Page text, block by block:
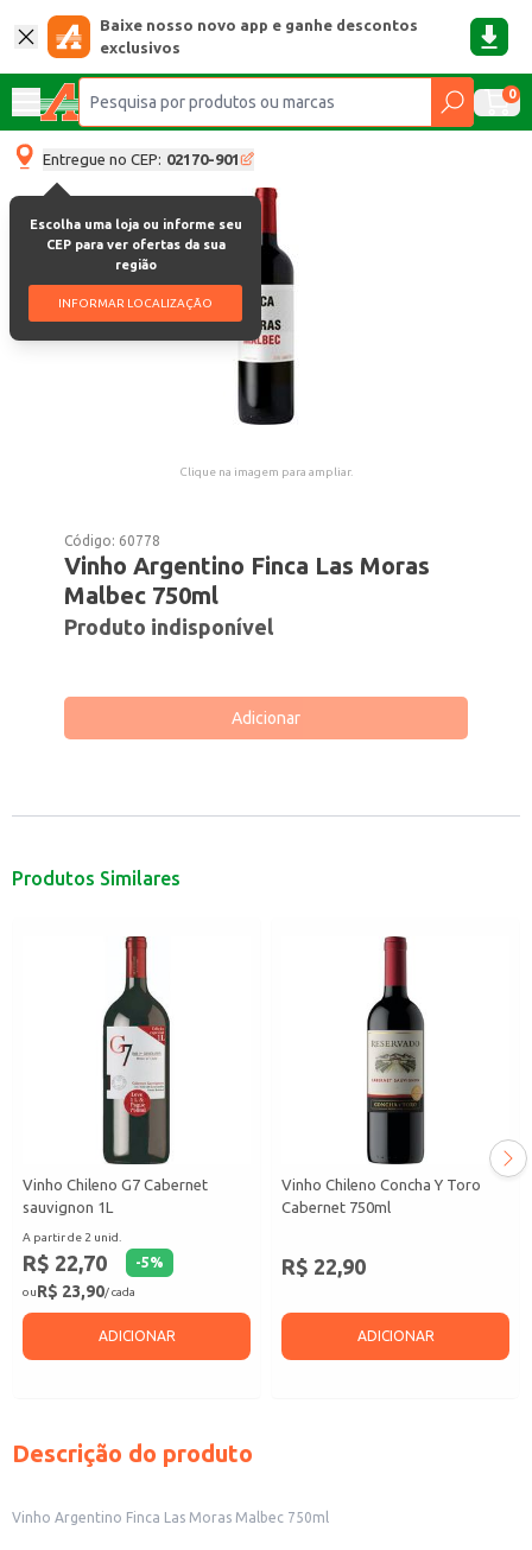
Baixe nosso novo app e ganhe descontos
exclusivos
0
Entregue no CEP: 02170-901
Escolha uma loja ou informe seu
CEP para ver ofertas da sua
região
INFORMAR LOCALIZAÇÃO
Clique na imagem para ampliar.
Código: 60778
Vinho Argentino Finca Las Moras
Malbec 750ml
Produto indisponível
Adicionar
Produtos Similares
Vinho Chileno G7 Cabernet
sauvignon 1L
A partir de 2 unid.
R$ 22,70 -5%
ouR$ 23,90/ cada
ADICIONAR
Vinho Chileno Concha Y Toro
Cabernet 750ml
R$ 22,90
ADICIONAR
Descrição do produto
Vinho Argentino Finca Las Moras Malbec 750ml